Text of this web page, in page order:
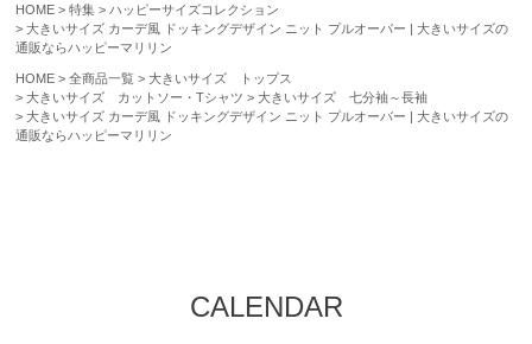
HOME 特集
ハッピーサイズコレクション
大きいサイズ カーデ風 ドッキングデザイン ニット プルオーバー | 大きいサイズの
通販ならハッピーマリリン
HOME 全商品一覧
大きいサイズ トップス
大きいサイズ カットソー・Tシャツ
大きいサイズ 七分袖～長袖
大きいサイズ カーデ風 ドッキングデザイン ニット プルオーバー | 大きいサイズの
通販ならハッピーマリリン
CALENDAR